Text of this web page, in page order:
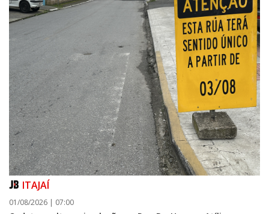
ITAJAÍ
01/08/2026 | 07:00